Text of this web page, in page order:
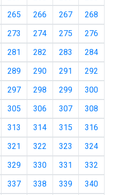
265 266 267
268
273 274 275
276
281 282 283
284
289 290 291
292
297 298 299
300
305 306 307
308
313 314 315
316
321 322 323
324
329 330 331
332
337 338 339
340